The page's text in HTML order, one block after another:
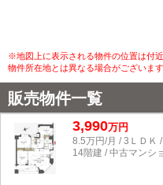
※地図上に表示される物件の位置は付
物件所在地とは異なる場合がございます
販売物件一覧
3,990万円
8.5万円/月 / 3ＬＤＫ
14階建 / 中古マンシ